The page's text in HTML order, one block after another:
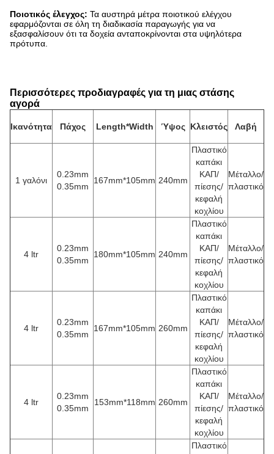
Ποιοτικός έλεγχος: Τα αυστηρά μέτρα ποιοτικού ελέγχου
εφαρμόζονται σε όλη τη διαδικασία παραγωγής για να
εξασφαλίσουν ότι τα δοχεία ανταποκρίνονται στα υψηλότερα
πρότυπα.
Περισσότερες προδιαγραφές για τη μιας στάσης
αγορά
Ικανότητα Πάχος Length*Width Ύψος Κλειστός Λαβή
1 γαλόνι
0.23mm
0.35mm
167mm*105mm 240mm
Πλαστικό
καπάκι
ΚΑΠ/
πίεσης/
κεφαλή
κοχλίου
Μέταλλο/
πλαστικό
4 ltr
0.23mm
0.35mm
180mm*105mm 240mm
Πλαστικό
καπάκι
ΚΑΠ/
πίεσης/
κεφαλή
κοχλίου
Μέταλλο/
πλαστικό
4 ltr
0.23mm
0.35mm
167mm*105mm 260mm
Πλαστικό
καπάκι
ΚΑΠ/
πίεσης/
κεφαλή
κοχλίου
Μέταλλο/
πλαστικό
4 ltr
0.23mm
0.35mm
153mm*118mm 260mm
Πλαστικό
καπάκι
ΚΑΠ/
πίεσης/
κεφαλή
κοχλίου
Μέταλλο/
πλαστικό
Πλαστικό